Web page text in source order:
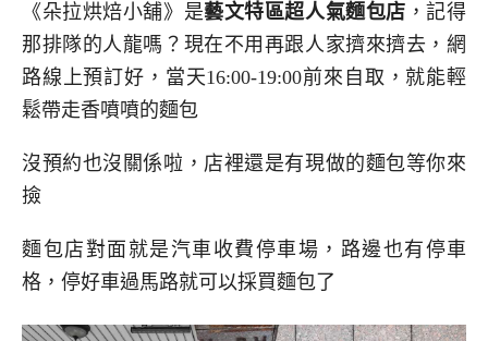
《朵拉烘焙小舖》是藝文特區超人氣麵包店 ，記得
那排隊的人龍嗎？現在不用再跟人家擠來擠去，網
路線上預訂好，當天16:00-19:00前來自取，就能輕
鬆帶走香噴噴的麵包
沒預約也沒關係啦，店裡還是有現做的麵包等你來
撿
麵包店對面就是汽車收費停車場，路邊也有停車
格，停好車過馬路就可以採買麵包了